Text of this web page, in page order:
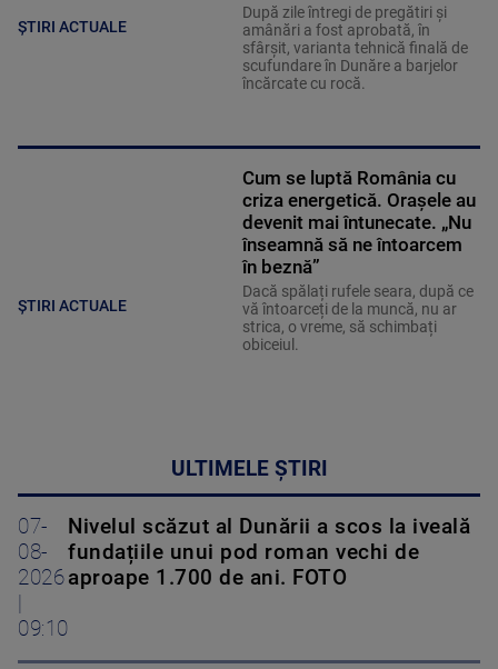
ȘTIRI ACTUALE
După zile întregi de pregătiri și
amânări a fost aprobată, în
sfârșit, varianta tehnică finală de
scufundare în Dunăre a barjelor
încărcate cu rocă.
ȘTIRI ACTUALE
Cum se luptă România cu
criza energetică. Orașele au
devenit mai întunecate. „Nu
înseamnă să ne întoarcem
în beznă”
Dacă spălați rufele seara, după ce
vă întoarceți de la muncă, nu ar
strica, o vreme, să schimbați
obiceiul.
ULTIMELE ȘTIRI
07-
08-
2026
09:10
Nivelul scăzut al Dunării a scos la iveală
fundațiile unui pod roman vechi de
aproape 1.700 de ani. FOTO